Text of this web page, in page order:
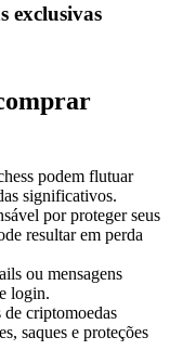
em dinheiro
exclusivas
podem flutuar
significativos.
por proteger seus
resultar em perda
ou mensagens
login.
de criptomoedas
saques e proteções